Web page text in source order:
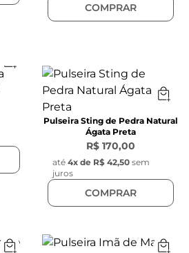
COMPRAR
Pulseira Sting de Pedra Natural
Ágata Preta
R$ 170,00
até 4x de R$ 42,50 sem
juros
COMPRAR